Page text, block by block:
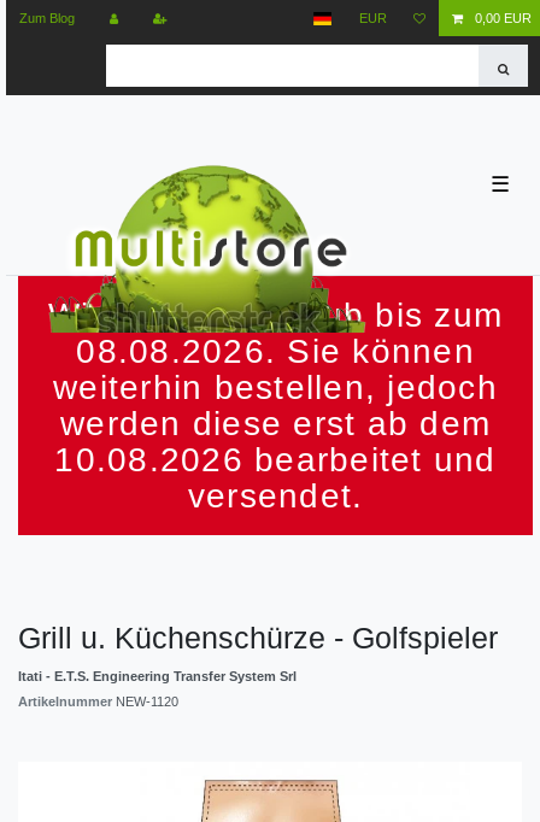
Zum Blog EUR 0,00 EUR
☰
Wir machen Urlaub bis zum
08.08.2026. Sie können
weiterhin bestellen, jedoch
werden diese erst ab dem
10.08.2026 bearbeitet und
versendet.
Grill u. Küchenschürze - Golfspieler
Itati - E.T.S. Engineering Transfer System Srl
Artikelnummer NEW-1120